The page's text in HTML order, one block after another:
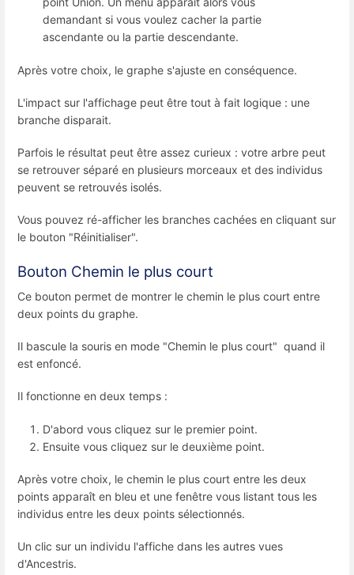
demandant si vous voulez cacher la partie
ascendante ou la partie descendante.
Après votre choix, le graphe s'ajuste en conséquence.
L'impact sur l'affichage peut être tout à fait logique : une
branche disparait.
Parfois le résultat peut être assez curieux : votre arbre peut
se retrouver séparé en plusieurs morceaux et des individus
peuvent se retrouvés isolés.
Vous pouvez ré-afficher les branches cachées en cliquant sur
le bouton "Réinitialiser".
Bouton Chemin le plus court
Ce bouton permet de montrer le chemin le plus court entre
deux points du graphe.
Il bascule la souris en mode "Chemin le plus court" quand il
est enfoncé.
Il fonctionne en deux temps :
D'abord vous cliquez sur le premier point.
Ensuite vous cliquez sur le deuxième point.
Après votre choix, le chemin le plus court entre les deux
points apparaît en bleu et une fenêtre vous listant tous les
individus entre les deux points sélectionnés.
Un clic sur un individu l'affiche dans les autres vues
d'Ancestris.